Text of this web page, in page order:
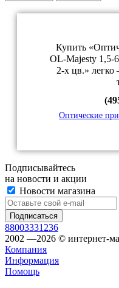
Купить
OL-Majesty 1,5-
2-x цв.»
Оптические
Подписывайтесь
на новости и акции
Новости магазина
88003331236
2002 —2026 © интернет-
Компания
Информация
Помощь